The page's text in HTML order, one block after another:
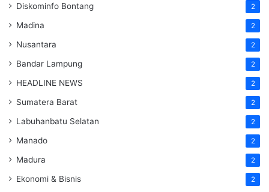
Diskominfo Bontang 2
Madina 2
Nusantara 2
Bandar Lampung 2
HEADLINE NEWS 2
Sumatera Barat 2
Labuhanbatu Selatan 2
Manado 2
Madura 2
Ekonomi & Bisnis 2